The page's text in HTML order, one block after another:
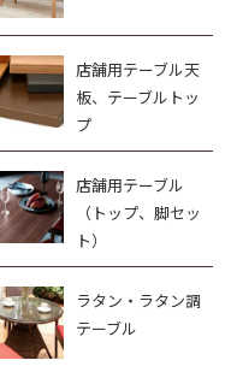
店舗用テーブル天
板、テーブルトッ
プ
店舗用テーブル
（トップ、脚セッ
ト）
ラタン・ラタン調
テーブル